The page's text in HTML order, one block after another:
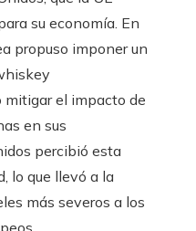
su economía. En
propuso imponer un
mitigar el impacto de
en sus
percibió esta
lo que llevó a la
más severos a los